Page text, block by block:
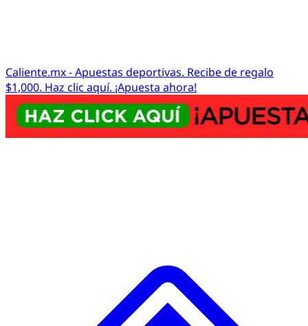
Caliente.mx - Apuestas deportivas. Recibe de regalo
$1,000. Haz clic aquí. ¡Apuesta ahora!